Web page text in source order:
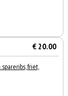
€ 20.00
friet,